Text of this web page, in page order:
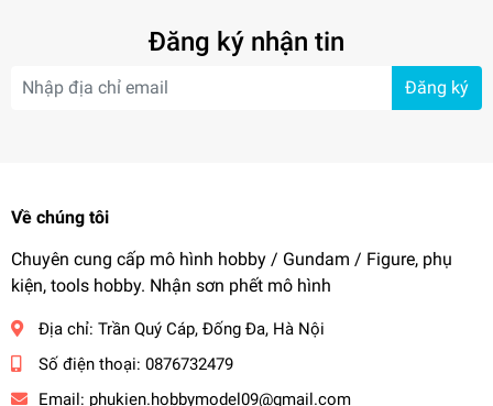
Đăng ký nhận tin
Đăng ký
Về chúng tôi
Chuyên cung cấp mô hình hobby / Gundam / Figure, phụ
kiện, tools hobby. Nhận sơn phết mô hình
Địa chỉ: Trần Quý Cáp, Đống Đa, Hà Nội
Số điện thoại: 0876732479
Email: phukien.hobbymodel09@gmail.com